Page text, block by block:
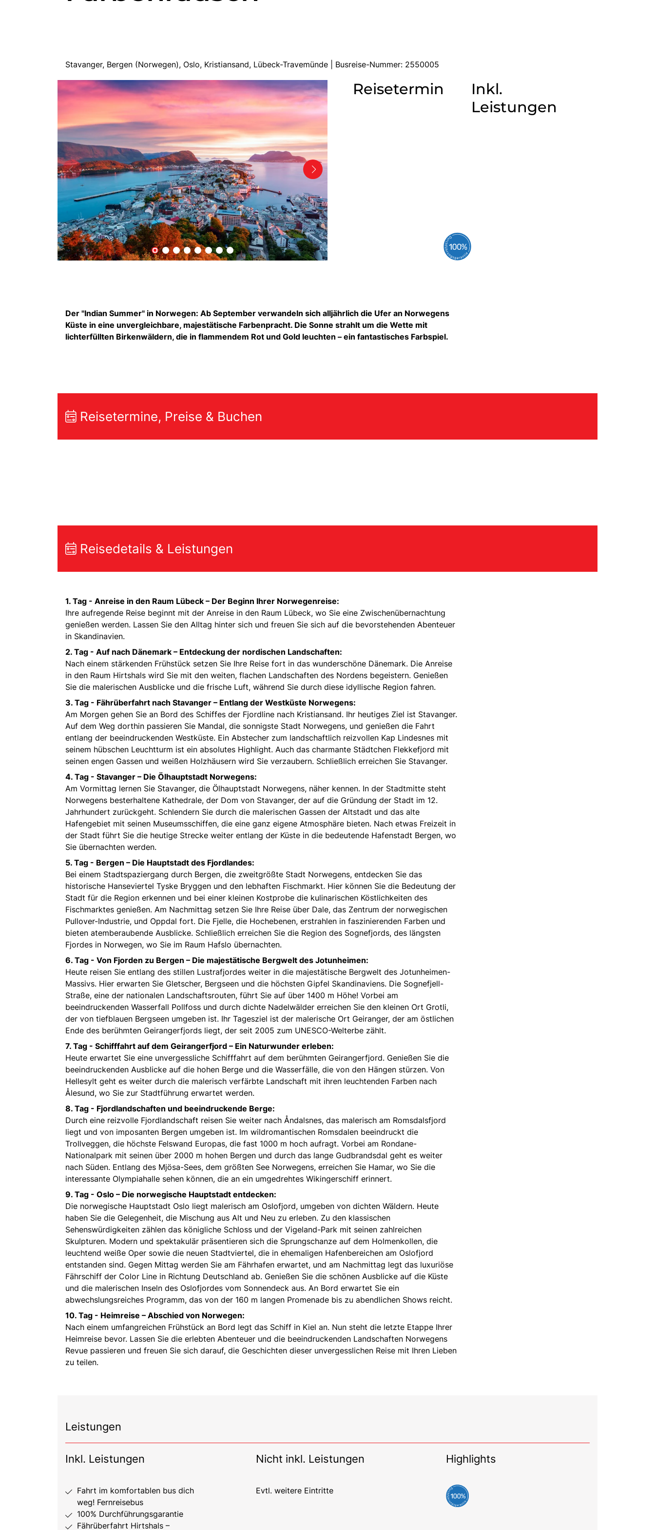
Stavanger, Bergen (Norwegen), Oslo, Kristiansand, Lübeck-Travemünde | Busreise-Nummer: 2550005
Reisetermin
Inkl.
Leistungen
Der "Indian Summer" in Norwegen: Ab September verwandeln sich alljährlich die Ufer an Norwegens
Küste in eine unvergleichbare, majestätische Farbenpracht. Die Sonne strahlt um die Wette mit
lichterfüllten Birkenwäldern, die in flammendem Rot und Gold leuchten – ein fantastisches Farbspiel.
Reisetermine, Preise & Buchen
Reisedetails & Leistungen
1. Tag - Anreise in den Raum Lübeck – Der Beginn Ihrer Norwegenreise:
Ihre aufregende Reise beginnt mit der Anreise in den Raum Lübeck, wo Sie eine Zwischenübernachtung
genießen werden. Lassen Sie den Alltag hinter sich und freuen Sie sich auf die bevorstehenden Abenteuer
in Skandinavien.
2. Tag - Auf nach Dänemark – Entdeckung der nordischen Landschaften:
Nach einem stärkenden Frühstück setzen Sie Ihre Reise fort in das wunderschöne Dänemark. Die Anreise
in den Raum Hirtshals wird Sie mit den weiten, flachen Landschaften des Nordens begeistern. Genießen
Sie die malerischen Ausblicke und die frische Luft, während Sie durch diese idyllische Region fahren.
3. Tag - Fährüberfahrt nach Stavanger – Entlang der Westküste Norwegens:
Am Morgen gehen Sie an Bord des Schiffes der Fjordline nach Kristiansand. Ihr heutiges Ziel ist Stavanger.
Auf dem Weg dorthin passieren Sie Mandal, die sonnigste Stadt Norwegens, und genießen die Fahrt
entlang der beeindruckenden Westküste. Ein Abstecher zum landschaftlich reizvollen Kap Lindesnes mit
seinem hübschen Leuchtturm ist ein absolutes Highlight. Auch das charmante Städtchen Flekkefjord mit
seinen engen Gassen und weißen Holzhäusern wird Sie verzaubern. Schließlich erreichen Sie Stavanger.
4. Tag - Stavanger – Die Ölhauptstadt Norwegens:
Am Vormittag lernen Sie Stavanger, die Ölhauptstadt Norwegens, näher kennen. In der Stadtmitte steht
Norwegens besterhaltene Kathedrale, der Dom von Stavanger, der auf die Gründung der Stadt im 12.
Jahrhundert zurückgeht. Schlendern Sie durch die malerischen Gassen der Altstadt und das alte
Hafengebiet mit seinen Museumsschiffen, die eine ganz eigene Atmosphäre bieten. Nach etwas Freizeit in
der Stadt führt Sie die heutige Strecke weiter entlang der Küste in die bedeutende Hafenstadt Bergen, wo
Sie übernachten werden.
5. Tag - Bergen – Die Hauptstadt des Fjordlandes:
Bei einem Stadtspaziergang durch Bergen, die zweitgrößte Stadt Norwegens, entdecken Sie das
historische Hanseviertel Tyske Bryggen und den lebhaften Fischmarkt. Hier können Sie die Bedeutung der
Stadt für die Region erkennen und bei einer kleinen Kostprobe die kulinarischen Köstlichkeiten des
Fischmarktes genießen. Am Nachmittag setzen Sie Ihre Reise über Dale, das Zentrum der norwegischen
Pullover-Industrie, und Oppdal fort. Die Fjelle, die Hochebenen, erstrahlen in faszinierenden Farben und
bieten atemberaubende Ausblicke. Schließlich erreichen Sie die Region des Sognefjords, des längsten
Fjordes in Norwegen, wo Sie im Raum Hafslo übernachten.
6. Tag - Von Fjorden zu Bergen – Die majestätische Bergwelt des Jotunheimen:
Heute reisen Sie entlang des stillen Lustrafjordes weiter in die majestätische Bergwelt des Jotunheimen-
Massivs. Hier erwarten Sie Gletscher, Bergseen und die höchsten Gipfel Skandinaviens. Die Sognefjell-
Straße, eine der nationalen Landschaftsrouten, führt Sie auf über 1400 m Höhe! Vorbei am
beeindruckenden Wasserfall Pollfoss und durch dichte Nadelwälder erreichen Sie den kleinen Ort Grotli,
der von tiefblauen Bergseen umgeben ist. Ihr Tagesziel ist der malerische Ort Geiranger, der am östlichen
Ende des berühmten Geirangerfjords liegt, der seit 2005 zum UNESCO-Welterbe zählt.
7. Tag - Schifffahrt auf dem Geirangerfjord – Ein Naturwunder erleben:
Heute erwartet Sie eine unvergessliche Schifffahrt auf dem berühmten Geirangerfjord. Genießen Sie die
beeindruckenden Ausblicke auf die hohen Berge und die Wasserfälle, die von den Hängen stürzen. Von
Hellesylt geht es weiter durch die malerisch verfärbte Landschaft mit ihren leuchtenden Farben nach
Ålesund, wo Sie zur Stadtführung erwartet werden.
8. Tag - Fjordlandschaften und beeindruckende Berge:
Durch eine reizvolle Fjordlandschaft reisen Sie weiter nach Åndalsnes, das malerisch am Romsdalsfjord
liegt und von imposanten Bergen umgeben ist. Im wildromantischen Romsdalen beeindruckt die
Trollveggen, die höchste Felswand Europas, die fast 1000 m hoch aufragt. Vorbei am Rondane-
Nationalpark mit seinen über 2000 m hohen Bergen und durch das lange Gudbrandsdal geht es weiter
nach Süden. Entlang des Mjösa-Sees, dem größten See Norwegens, erreichen Sie Hamar, wo Sie die
interessante Olympiahalle sehen können, die an ein umgedrehtes Wikingerschiff erinnert.
9. Tag - Oslo – Die norwegische Hauptstadt entdecken:
Die norwegische Hauptstadt Oslo liegt malerisch am Oslofjord, umgeben von dichten Wäldern. Heute
haben Sie die Gelegenheit, die Mischung aus Alt und Neu zu erleben. Zu den klassischen
Sehenswürdigkeiten zählen das königliche Schloss und der Vigeland-Park mit seinen zahlreichen
Skulpturen. Modern und spektakulär präsentieren sich die Sprungschanze auf dem Holmenkollen, die
leuchtend weiße Oper sowie die neuen Stadtviertel, die in ehemaligen Hafenbereichen am Oslofjord
entstanden sind. Gegen Mittag werden Sie am Fährhafen erwartet, und am Nachmittag legt das luxuriöse
Fährschiff der Color Line in Richtung Deutschland ab. Genießen Sie die schönen Ausblicke auf die Küste
und die malerischen Inseln des Oslofjordes vom Sonnendeck aus. An Bord erwartet Sie ein
abwechslungsreiches Programm, das von der 160 m langen Promenade bis zu abendlichen Shows reicht.
10. Tag - Heimreise – Abschied von Norwegen:
Nach einem umfangreichen Frühstück an Bord legt das Schiff in Kiel an. Nun steht die letzte Etappe Ihrer
Heimreise bevor. Lassen Sie die erlebten Abenteuer und die beeindruckenden Landschaften Norwegens
Revue passieren und freuen Sie sich darauf, die Geschichten dieser unvergesslichen Reise mit Ihren Lieben
zu teilen.
Leistungen
Inkl. Leistungen
Fahrt im komfortablen bus dich
weg! Fernreisebus
100% Durchführungsgarantie
Fährüberfahrt Hirtshals –
Nicht inkl. Leistungen
Evtl. weitere Eintritte
Highlights